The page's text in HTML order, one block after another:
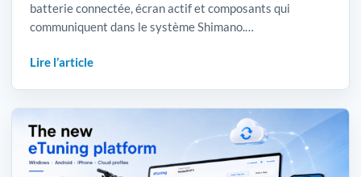
batterie connectée, écran actif et composants qui
communiquent dans le système Shimano.…
Lire l’article